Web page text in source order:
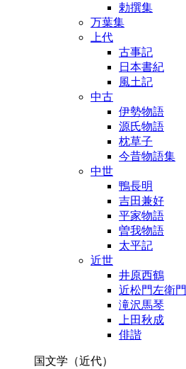
勅撰集
万葉集
上代
古事記
日本書紀
風土記
中古
伊勢物語
源氏物語
枕草子
今昔物語集
中世
鴨長明
吉田兼好
平家物語
曽我物語
太平記
近世
井原西鶴
近松門左衛門
滝沢馬琴
上田秋成
俳諧
国文学（近代）